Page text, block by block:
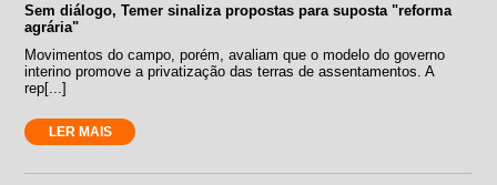
Sem diálogo, Temer sinaliza propostas para suposta "reforma
agrária"
Movimentos do campo, porém, avaliam que o modelo do governo
interino promove a privatização das terras de assentamentos. A
rep[...]
LER MAIS